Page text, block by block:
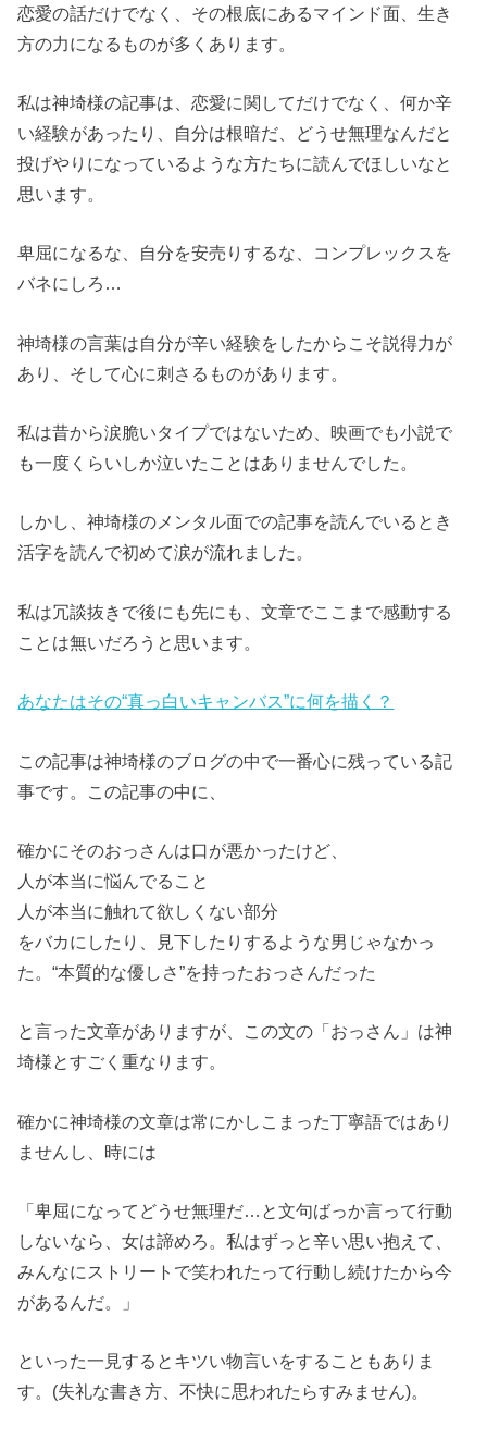
恋愛の話だけでなく、その根底にあるマインド面、生き
方の力になるものが多くあります。
私は神埼様の記事は、恋愛に関してだけでなく、何か辛
い経験があったり、自分は根暗だ、どうせ無理なんだと
投げやりになっているような方たちに読んでほしいなと
思います。
卑屈になるな、自分を安売りするな、コンプレックスを
バネにしろ…
神埼様の言葉は自分が辛い経験をしたからこそ説得力が
あり、そして心に刺さるものがあります。
私は昔から涙脆いタイプではないため、映画でも小説で
も一度くらいしか泣いたことはありませんでした。
しかし、神埼様のメンタル面での記事を読んでいるとき
活字を読んで初めて涙が流れました。
私は冗談抜きで後にも先にも、文章でここまで感動する
ことは無いだろうと思います。
あなたはその“真っ白いキャンバス”に何を描く？
この記事は神埼様のブログの中で一番心に残っている記
事です。この記事の中に、
確かにそのおっさんは口が悪かったけど、
人が本当に悩んでること
人が本当に触れて欲しくない部分
をバカにしたり、見下したりするような男じゃなかっ
た。“本質的な優しさ”を持ったおっさんだった
と言った文章がありますが、この文の「おっさん」は神
埼様とすごく重なります。
確かに神埼様の文章は常にかしこまった丁寧語ではあり
ませんし、時には
「卑屈になってどうせ無理だ…と文句ばっか言って行動
しないなら、女は諦めろ。私はずっと辛い思い抱えて、
みんなにストリートで笑われたって行動し続けたから今
があるんだ。」
といった一見するとキツい物言いをすることもありま
す。(失礼な書き方、不快に思われたらすみません)。